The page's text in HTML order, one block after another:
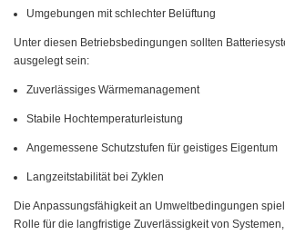
Umgebungen mit schlechter Belüftung
Unter diesen Betriebsbedingungen sollten
ausgelegt sein:
Zuverlässiges Wärmemanagement
Stabile Hochtemperaturleistung
Angemessene Schutzstufen für geistiges Eigentum
Langzeitstabilität bei Zyklen
Die Anpassungsfähigkeit an Umweltbedingungen
Rolle für die langfristige Zuverlässigkeit von